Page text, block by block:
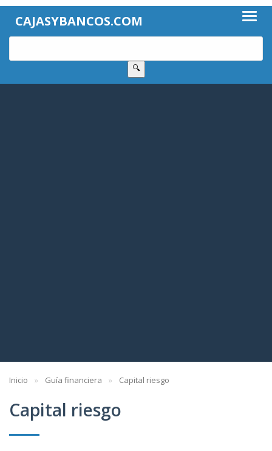
CAJASYBANCOS.COM
🔍
Inicio Guía financiera Capital riesgo
Capital riesgo